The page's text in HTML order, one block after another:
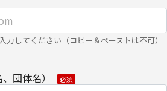
利用するにあたり、当社のグループ会
り直接ご連絡させていただく場合があり
してください（コピー＆ペーストは不可）
団体名）